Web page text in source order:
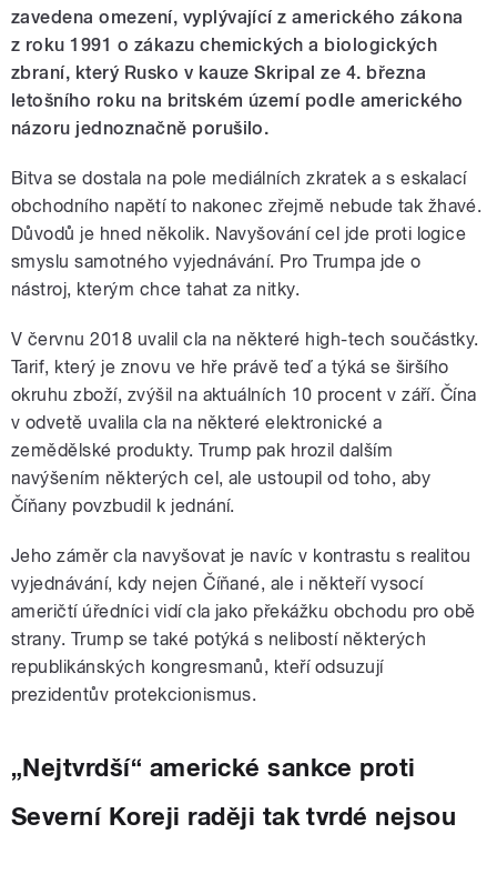
zavedena omezení, vyplývající z amerického zákona
z roku 1991 o zákazu chemických a biologických
zbraní, který Rusko v kauze Skripal ze 4. března
letošního roku na britském území podle amerického
názoru jednoznačně porušilo.
Bitva se dostala na pole mediálních zkratek a s eskalací
obchodního napětí to nakonec zřejmě nebude tak žhavé.
Důvodů je hned několik. Navyšování cel jde proti logice
smyslu samotného vyjednávání. Pro Trumpa jde o
nástroj, kterým chce tahat za nitky.
V červnu 2018 uvalil cla na některé high-tech součástky.
Tarif, který je znovu ve hře právě teď a týká se širšího
okruhu zboží, zvýšil na aktuálních 10 procent v září. Čína
v odvetě uvalila cla na některé elektronické a
zemědělské produkty. Trump pak hrozil dalším
navýšením některých cel, ale ustoupil od toho, aby
Číňany povzbudil k jednání.
Jeho záměr cla navyšovat je navíc v kontrastu s realitou
vyjednávání, kdy nejen Číňané, ale i někteří vysocí
američtí úředníci vidí cla jako překážku obchodu pro obě
strany. Trump se také potýká s nelibostí některých
republikánských kongresmanů, kteří odsuzují
prezidentův protekcionismus.
„Nejtvrdší“ americké sankce proti
Severní Koreji raději tak tvrdé nejsou